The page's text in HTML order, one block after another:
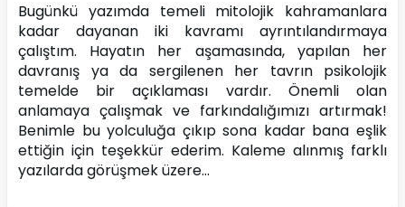
Bugünkü yazımda temeli mitolojik kahramanlara
kadar dayanan iki kavramı ayrıntılandırmaya
çalıştım. Hayatın her aşamasında, yapılan her
davranış ya da sergilenen her tavrın psikolojik
temelde bir açıklaması vardır. Önemli olan
anlamaya çalışmak ve farkındalığımızı artırmak!
Benimle bu yolculuğa çıkıp sona kadar bana eşlik
ettiğin için teşekkür ederim. Kaleme alınmış farklı
yazılarda görüşmek üzere…